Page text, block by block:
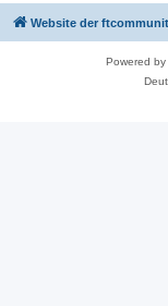
Website der
Powered by